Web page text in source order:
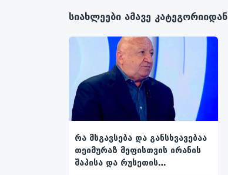
სიახლეები ამავე კატეგორიიდან
რა მსგავსება და განსხვავებაა
თეიმურაზ მეფისთვის ირანის
შაჰისა და რუსეთის